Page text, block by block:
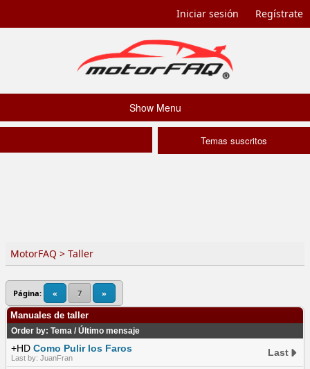
Iniciar sesión Regístrate
Show Menu
Temas suscritos
MotorFAQ > Taller
Página: « 7 »
Manuales de taller
Order by: Tema / Último mensaje
+HD Como Pulir los Faros
Last by: JuanFran Last